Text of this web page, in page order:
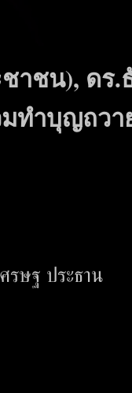
าชน), ดร.
ทำบุญถวา
รษฐ ประธาน